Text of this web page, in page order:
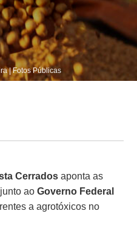
| Fotos Públicas
Cerrados aponta as
junto aoGoverno Federal
a agrotóxicos no